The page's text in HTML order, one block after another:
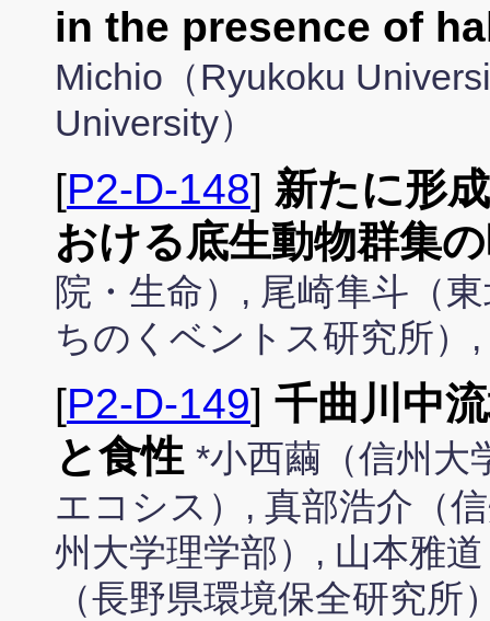
in the presence of
Michio（Ryukoku
University）
[P2-D-148] 新たに形
おける底生動物群集
院・生命）, 尾崎隼斗（
ちのくベントス研究所）
[P2-D-149] 千曲川中
と食性 *小西繭（信州大
エコシス）, 真部浩介（
州大学理学部）, 山本雅
（長野県環境保全研究所